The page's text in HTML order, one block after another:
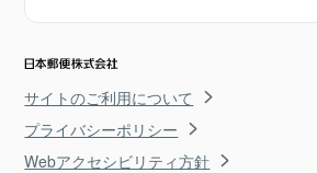
サイトのご利用について
プライバシーポリシー
Webアクセシビリティ方針